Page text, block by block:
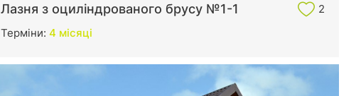
Лазня з оциліндрованого брусу №1-1
2
Терміни: 4 місяці